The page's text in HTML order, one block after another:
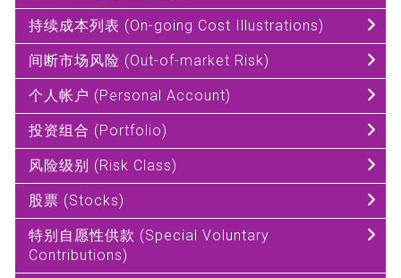
持续成本列表 (On-going Cost Illustrations)
间断市场风险 (Out-of-market Risk)
个人帐户 (Personal Account)
投资组合 (Portfolio)
风险级别 (Risk Class)
股票 (Stocks)
特别自愿性供款 (Special Voluntary
Contributions)